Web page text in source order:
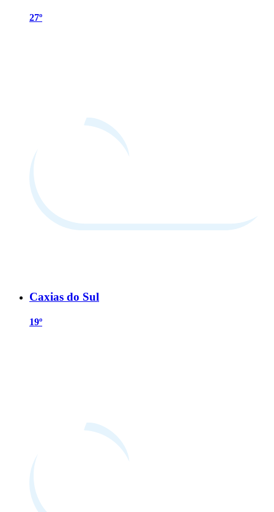
27º
Caxias do Sul
19º